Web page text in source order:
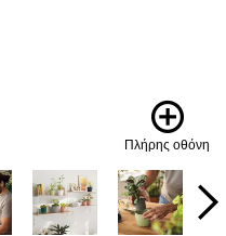
Πλήρης οθόνη